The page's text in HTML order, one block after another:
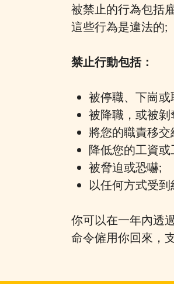
被禁止的行為包括
這些行為是違法的;
禁止行動包括：
被停職、下崗或
被降職，或被
將您的職責移交
降低您的工資或
被脅迫或恐嚇;
以任何方式受到
你可以在一年內透
命令僱用你回來，